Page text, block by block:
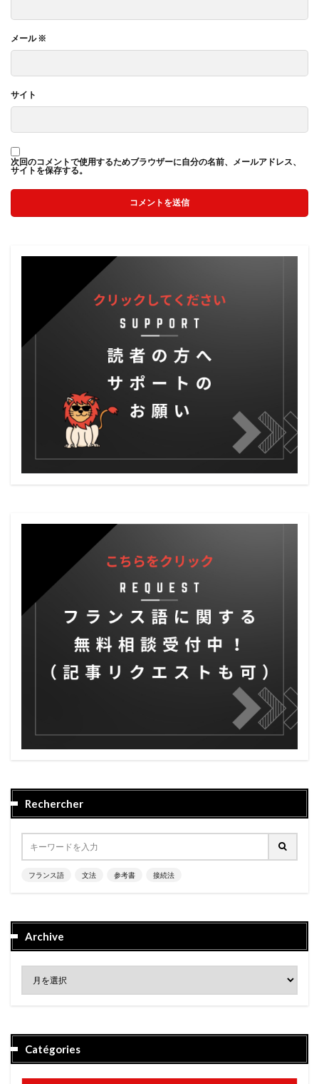
メール※
サイト
次回のコメントで使用するためブラウザーに自分の名前、メールアドレス、
サイトを保存する。
Rechercher
フランス語 文法 参考書 接続法
Archive
Catégories